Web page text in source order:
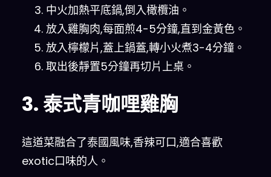
中火加熱平底鍋,倒入橄欖油。
放入雞胸肉,每面煎4-5分鐘,直到金黃色。
放入檸檬片,蓋上鍋蓋,轉小火煮3-4分鐘。
取出後靜置5分鐘再切片上桌。
3. 泰式青咖哩雞胸
這道菜融合了泰國風味,香辣可口,適合喜歡
exotic口味的人。